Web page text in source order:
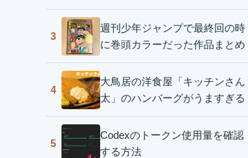
3
週刊少年ジャンプで最終回の時
に巻頭カラーだった作品まとめ
4
大鳥居の洋食屋「キッチンさん
太」のハンバーグがうますぎる
5
Codexのトークン使用量を確認
する方法